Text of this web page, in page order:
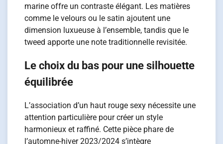
marine offre un contraste élégant. Les matières
comme le velours ou le satin ajoutent une
dimension luxueuse à l’ensemble, tandis que le
tweed apporte une note traditionnelle revisitée.
Le choix du bas pour une silhouette
équilibrée
L’association d’un haut rouge sexy nécessite une
attention particulière pour créer un style
harmonieux et raffiné. Cette pièce phare de
l’automne-hiver 2023/2024 s’intègre